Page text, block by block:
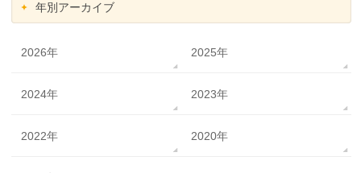
年別アーカイブ
2026年 2025年
2024年 2023年
2022年 2020年